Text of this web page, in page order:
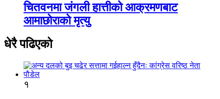
चितवनमा जंगली हात्तीको आक्रमणबाट
आमाछोराको मृत्यु
धेरै पढिएको
१